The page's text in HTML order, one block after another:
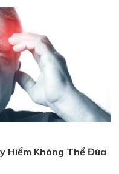
căn bệnh quái ác này
người trẻ tuổi, khoẻ
cung cấp những thông tin
để các bạn có thể phòng
Hiểm Không Thể Đùa